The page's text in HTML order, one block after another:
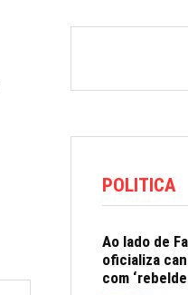
POLITICA
Ao lado de
oficializa
com